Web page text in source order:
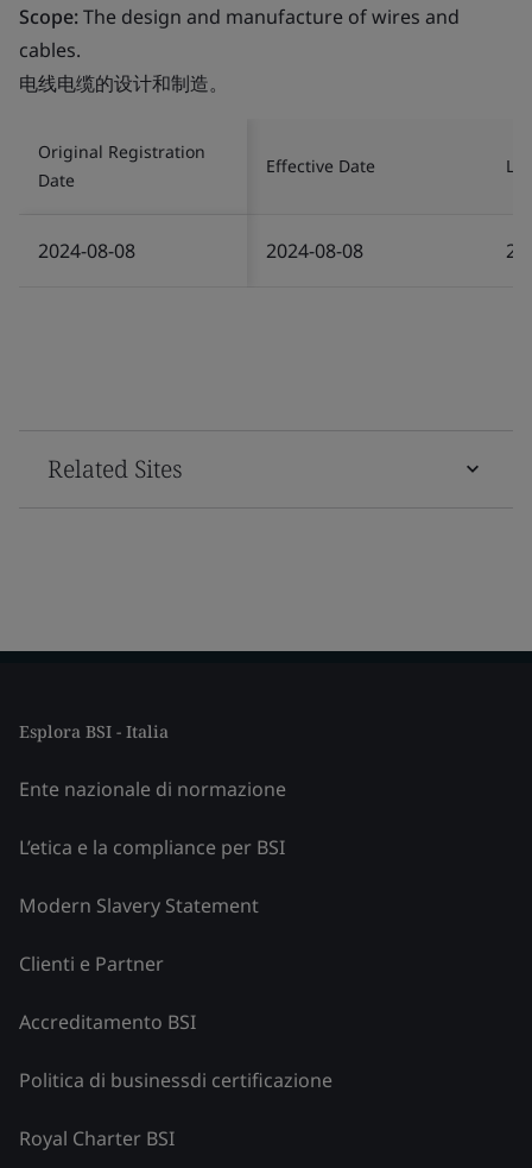
Scope:The design and manufacture of wires and
cables.
电线电缆的设计和制造。
Original Registration
Date
Effective Date
2024-08-08 2024-08-08
Related Sites
Esplora BSI - Italia
Ente nazionale di normazione
L’etica e la compliance per BSI
Modern Slavery Statement
Clienti e Partner
Accreditamento BSI
Politica di businessdi certificazione
Royal Charter BSI